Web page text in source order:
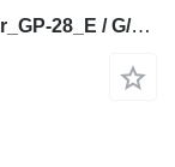
445/ 95R25_16.00R25_177E_Goodyear_GP-28_E / G/L3 TL_Kranreifen